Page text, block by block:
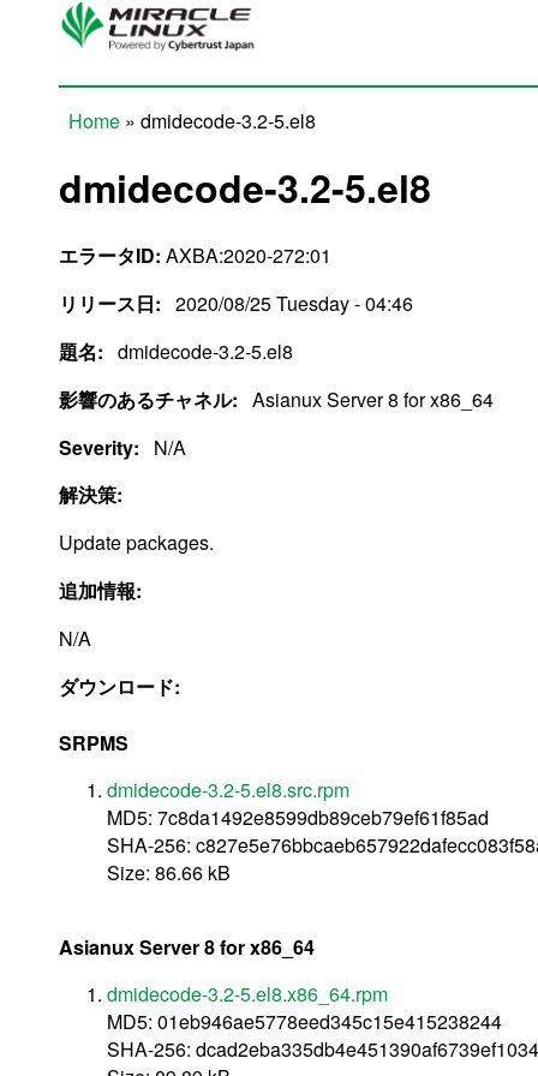
Skip to main content
Home » dmidecode-3.2-5.el8
dmidecode-3.2-5.el8
エラータID: AXBA:2020-272:01
リリース日: 2020/08/25 Tuesday - 04:46
題名: dmidecode-3.2-5.el8
影響のあるチャネル: Asianux Server 8 for x86_64
Severity:
N/A
解決策:
Update packages.
追加情報:
N/A
ダウンロード:
SRPMS
dmidecode-3.2-5.el8.src.rpm
MD5: 7c8da1492e8599db89ceb79ef61f85ad
SHA-256:
Size: 86.66 kB
Asianux Server 8 for x86_64
dmidecode-3.2-5.el8.x86_64.rpm
MD5: 01eb946ae5778eed345c15e415238244
SHA-256: